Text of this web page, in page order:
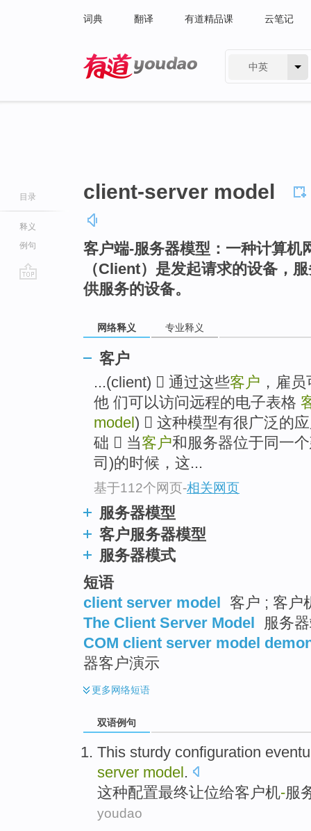
词典 翻译 有道精品课 云笔记
中英
目录
释义
例句
client-server model
客户端-服务器模型：一种计算机
（Client）是发起请求的设备，
供服务的设备。
网络释义 专业释义
客户
...(client)  通过这些客户 ，雇
他 们可以访问远程的电子表格
model )  这种模型有很广泛的
础  当客户和服务器位于同一
司)的时候，这...
基于112个网页-相关网页
服务器模型
客户服务器模型
服务器模式
短语
client server model 客户 ; 客户
The Client Server Model
服务
COM client server model
器客户演示
更多网络短语
双语例句
This sturdy configuration
server model.
这种配置最终让位给客户机-服
youdao